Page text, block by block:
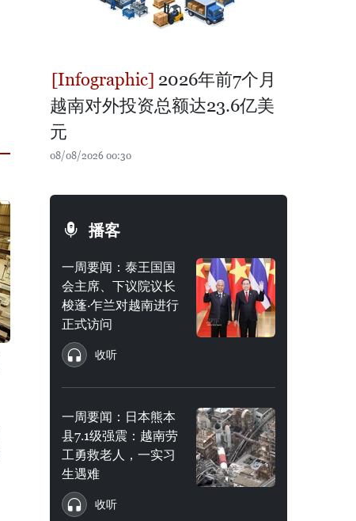
2026年前7个月
越南对外投资总额达23.6亿美
元
08/08/2026 00:30
播客
一周要闻：泰王国国
会主席、下议院议长
梭蓬·乍兰对越南进行
正式访问
收听
一周要闻：日本熊本
县7.1级强震：越南劳
工勇救老人，一实习
生遇难
收听